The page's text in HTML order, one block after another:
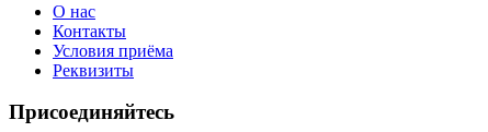
О нас
Контакты
Условия приёма
Реквизиты
Присоединяйтесь